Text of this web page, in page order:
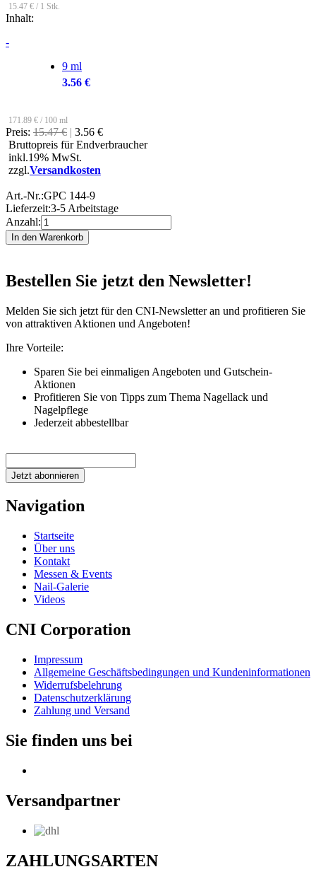
15.47 € / 1 Stk.
Inhalt:
-
9 ml
3.56 €
171.89 € / 100 ml
Preis: 15.47 € | 3.56 €
Bruttopreis für Endverbraucher
inkl.19% MwSt.
zzgl.Versandkosten
Art.-Nr.:GPC 144-9
Lieferzeit:3-5 Arbeitstage
Anzahl:
Bestellen Sie jetzt den Newsletter!
Melden Sie sich jetzt für den CNI-Newsletter an und profitieren Sie
von attraktiven Aktionen und Angeboten!
Ihre Vorteile:
Sparen Sie bei einmaligen Angeboten und Gutschein-
Aktionen
Profitieren Sie von Tipps zum Thema Nagellack und
Nagelpflege
Jederzeit abbestellbar
Jetzt abonnieren
Navigation
Startseite
Über uns
Kontakt
Messen & Events
Nail-Galerie
Videos
CNI Corporation
Impressum
Allgemeine Geschäftsbedingungen und Kundeninformationen
Widerrufsbelehrung
Datenschutzerklärung
Zahlung und Versand
Sie finden uns bei
Versandpartner
ZAHLUNGSARTEN